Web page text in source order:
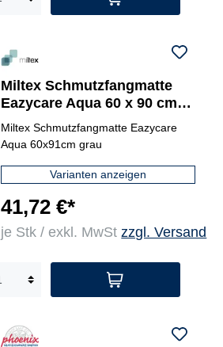
Miltex Schmutzfangmatte
Eazycare Aqua 60 x 90 cm
(B x L)
Miltex Schmutzfangmatte Eazycare
Aqua 60x91cm grau
Varianten anzeigen
41,72 €*
je Stk / exkl. MwStzzgl. Versand